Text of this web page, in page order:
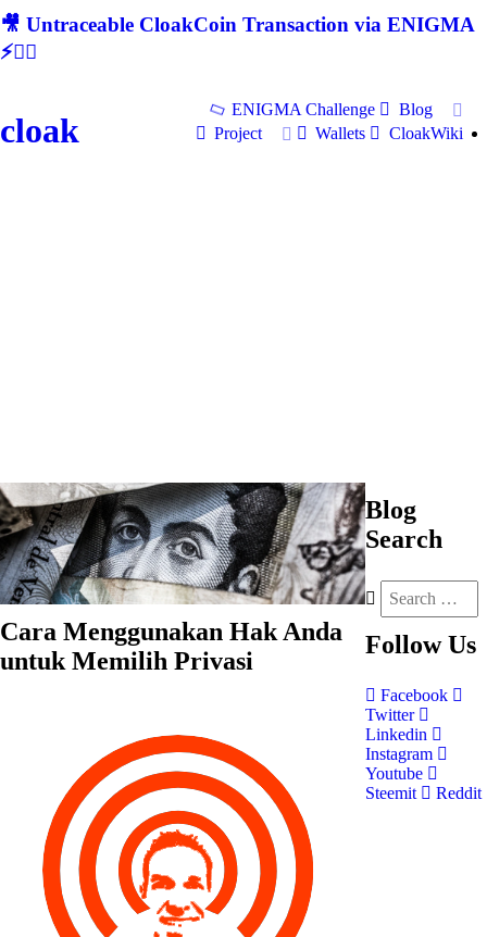
🎥 Untraceable CloakCoin Transaction via ENIGMA
⚡🕵‍♂
cloak
ENIGMA Challenge
Blog
Project
Wallets CloakWiki
Cara Menggunakan Hak Anda
untuk Memilih Privasi
Blog
Search
Follow Us
Facebook
Twitter
Linkedin
Instagram
Youtube
Steemit
Reddit